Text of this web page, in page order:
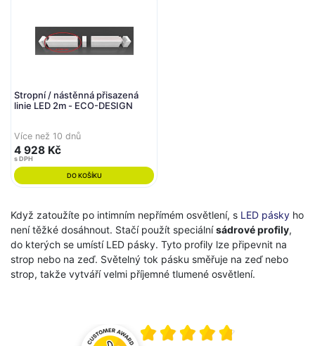
Stropní / nástěnná přisazená
linie LED 2m - ECO-DESIGN
Více než 10 dnů
4 928 Kč
s DPH
DO KOŠÍKU
Když zatoužíte po intimním nepřímém osvětlení, s LED pásky ho
není těžké dosáhnout. Stačí použít speciálnísádrové profily,
do kterých se umístí LED pásky. Tyto profily lze připevnit na
strop nebo na zeď. Světelný tok pásku směřuje na zeď nebo
strop, takže vytváří velmi příjemné tlumené osvětlení.
Průměrné hodnocení 4.8 z 5